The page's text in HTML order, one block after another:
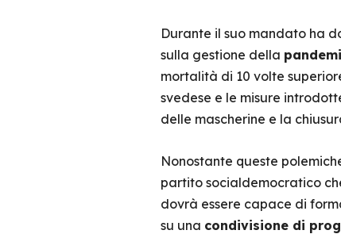
Durante il suo mandato ha
sulla gestione della
mortalità di 10 volte
svedese e le misure
delle mascherine e la
Nonostante queste
partito socialdemocratico
dovrà essere capace di
su una condivisione di